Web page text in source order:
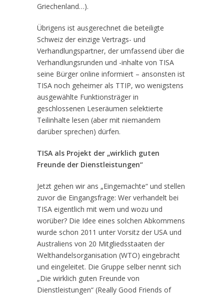
Griechenland…).
Übrigens ist ausgerechnet die beteiligte
Schweiz der einzige Vertrags- und
Verhandlungspartner, der umfassend über die
Verhandlungsrunden und -inhalte von TISA
seine Bürger online informiert – ansonsten ist
TISA noch geheimer als TTIP, wo wenigstens
ausgewählte Funktionsträger in
geschlossenen Leseräumen selektierte
Teilinhalte lesen (aber mit niemandem
darüber sprechen) dürfen.
TISA als Projekt der „wirklich guten
Freunde der Dienstleistungen“
Jetzt gehen wir ans „Eingemachte“ und stellen
zuvor die Eingangsfrage: Wer verhandelt bei
TISA eigentlich mit wem und wozu und
worüber? Die Idee eines solchen Abkommens
wurde schon 2011 unter Vorsitz der USA und
Australiens von 20 Mitgliedsstaaten der
Welthandelsorganisation (WTO) eingebracht
und eingeleitet. Die Gruppe selber nennt sich
„Die wirklich guten Freunde von
Dienstleistungen“ (Really Good Friends of